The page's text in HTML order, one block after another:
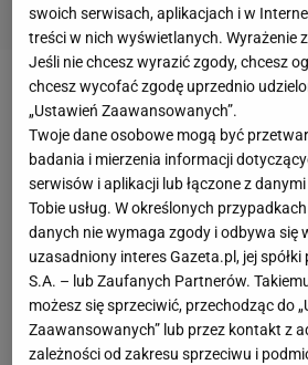
W kolejnych seriach Dawid
stoczyli walkę o awans do
Stoch miał już spory komfort
poprzedni skoczkowie bez
czołową ósemkę zawodów,
mniej na koncie.
W pierwszej serii najdalej latali
zgromadzili 578,7 pkt. Drugie
swoich serwisach, aplikacjach i w
treści w nich wyświetlanych. Wyrażenie
Jeśli nie chcesz wyrazić zgody, chcesz
chcesz wycofać zgodę uprzednio
„Ustawień Zaawansowanych”.
Twoje dane osobowe mogą być
badania i mierzenia informacji
serwisów i aplikacji lub łączone z
Tobie usług. W określonych
danych nie wymaga zgody i odbywa się
uzasadniony interes Gazeta.pl, jej
S.A. – lub Zaufanych Partnerów.
możesz się sprzeciwić, przechodząc do
Zaawansowanych” lub przez kontakt z
zależności od zakresu sprzeciwu i